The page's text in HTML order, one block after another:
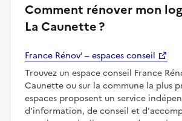
Comment rénover mon
La Caunette ?
France Rénov’ – espaces conseil
Trouvez un espace conseil France
Caunette ou sur la commune la plus
espaces proposent un service
d'information, de conseil et